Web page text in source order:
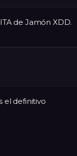
de Jamón XDD.
el definitivo